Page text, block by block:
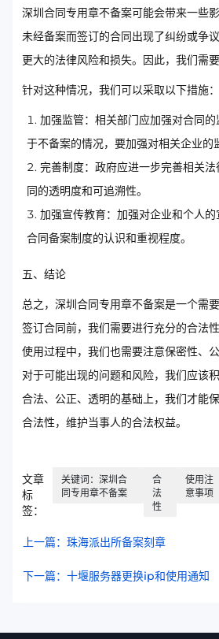
深圳合同专用章不备案可能会带来一些
未经备案而签订的合同出现了纠纷或争
更大的法律风险和损失。因此，我们需
针对这种情况，我们可以采取以下措施：
加强监管：相关部门应加强对合同
于不备案的情况，要加强对相关企业的
完善制度：政府应进一步完善相关
同的透明度和可追溯性。
加强宣传教育：加强对企业和个人
合同备案制度的认识和重视程度。
五、结论
总之，深圳合同专用章不备案是一个需
签订合同前，我们需要进行充分的合法
使用过程中，我们也需要注意保密性、
对于可能出现的问题和风险，我们应该
合法、公正、透明的基础上，我们才能
合法性，维护当事人的合法权益。
文章
标
签：
关键词：深圳合
同专用章不备案
合
法
性
使用注
意事项
上一篇：珠海派出所备案刻章
下一篇：十堰服务器更换ip和使用通知